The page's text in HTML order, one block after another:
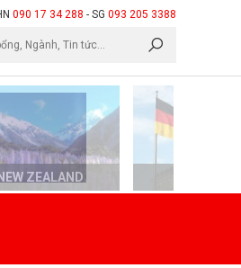
090 17 34 288 - SG 093 205 3388
NEW ZEALAND